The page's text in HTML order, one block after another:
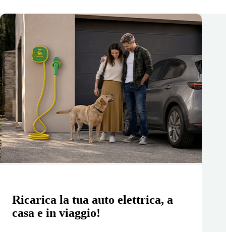
Ricarica la tua auto elettrica, a
casa e in viaggio!